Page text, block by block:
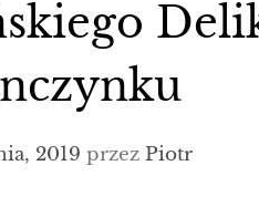
2019 przez Piotr